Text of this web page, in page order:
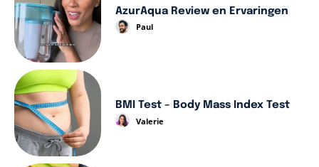
AzurAqua Review en Ervaringen
Paul
BMI Test – Body Mass Index Test
Valerie